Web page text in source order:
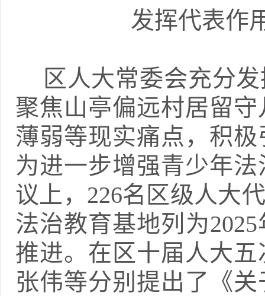
发挥代表作
区人大常委会充分
聚焦山亭偏远村居留
薄弱等现实痛点，积
为进一步增强青少年
议上，226名区级人大
法治教育基地列为
推进。在区十届人大
张伟等分别提出了《